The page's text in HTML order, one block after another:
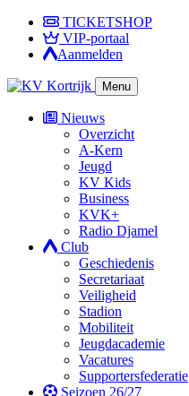
TICKETSHOP
VIP-portaal
Aanmelden
Menu
Nieuws
Overzicht
A-Kern
Jeugd
KV Kids
Business
KVK+
Radio Djamel
Club
Geschiedenis
Secretariaat
Veiligheid
Stadion
Mobiliteit
Jeugdacademie
Vacatures
Supportersfederatie
Seizoen 26/27